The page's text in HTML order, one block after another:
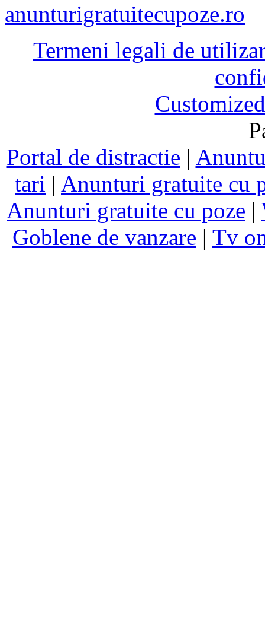
anunturigratuitecupoze.ro
Termeni legali de
Portal de distractie |
tari | Anunturi gratuite cu
Anunturi gratuite cu poze |
Goblene de vanzare | Tv